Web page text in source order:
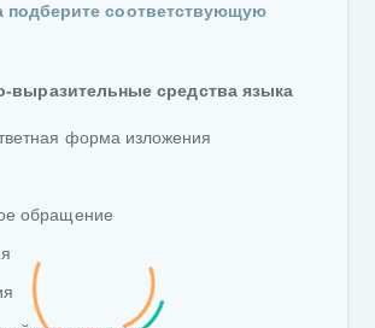
подберите соответствующую
выразительные средства языка
форма изложения
обращение